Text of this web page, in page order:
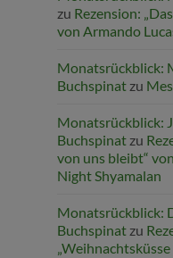
zu Rezension:
von Armando
Monatsrückblick:
Buchspinat zu
Monatsrückblick:
Buchspinat zu
von uns bleibt“
Night Shyamalan
Monatsrückblick:
Buchspinat zu